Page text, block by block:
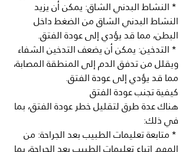
* النشاط البدني الشاق: يمكن أن يزيد
النشاط البدني الشاق من الضغط داخل
البطن، مما قد يؤدي إلى عودة الفتق.
* التدخين: يمكن أن يضعف التدخين الشفاء
ويقلل من تدفق الدم إلى المنطقة المصابة،
مما قد يؤدي إلى عودة الفتق.
كيفية تجنب عودة الفتق
هناك عدة طرق لتقليل خطر عودة الفتق، بما
في ذلك:
* متابعة تعليمات الطبيب بعد الجراحة: من